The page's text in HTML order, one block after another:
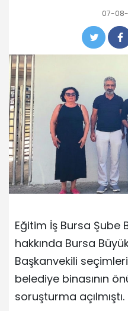
07-08-
Eğitim İş Bursa Şube
hakkında Bursa
Başkanvekili
belediye binasının
soruşturma açılmıştı.